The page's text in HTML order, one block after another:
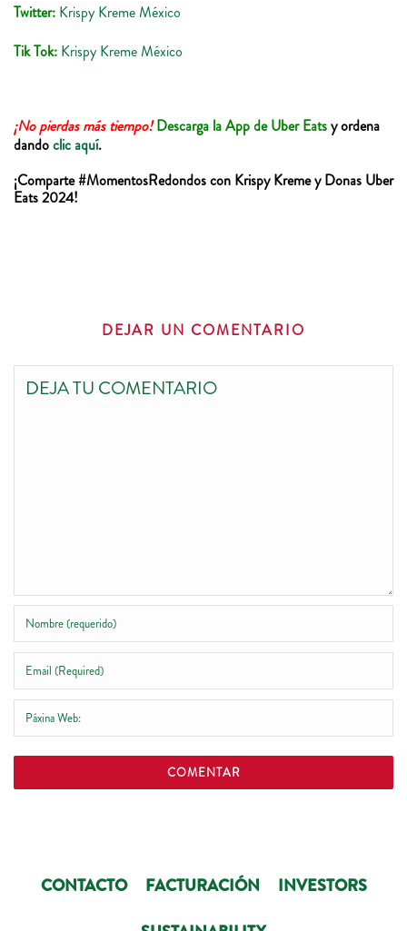
Twitter: Krispy Kreme México
Tik Tok: Krispy Kreme México
¡No pierdas más tiempo! Descarga la App de Uber Eatsy ordena
dandoclic aquí.
¡Comparte #MomentosRedondos con Krispy Kreme y Donas Uber
Eats 2024!
DEJAR UN COMENTARIO
CONTACTO FACTURACIÓN
INVESTORS